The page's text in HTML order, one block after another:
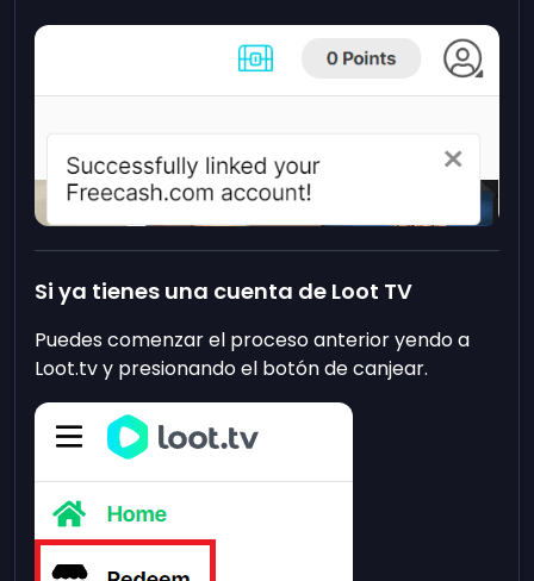
Si ya tienes una cuenta de Loot TV
Puedes comenzar el proceso anterior yendo a
Loot.tv y presionando el botón de canjear.